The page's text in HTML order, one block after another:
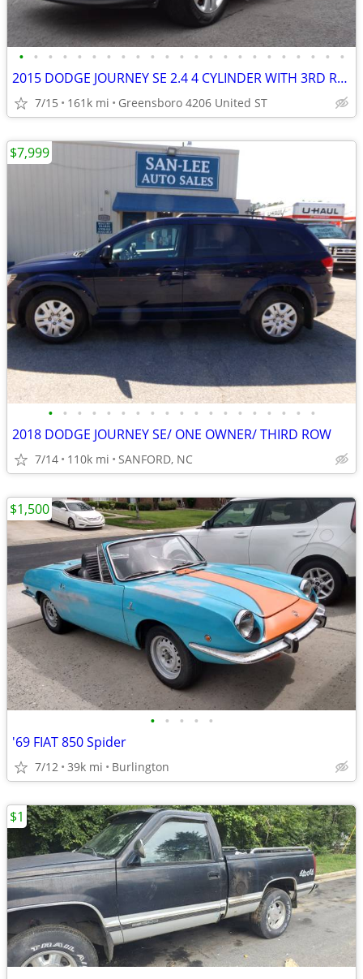
• • • • • • • • • • • • • • • • • • • • • • •
2015 DODGE JOURNEY SE 2.4 4 CYLINDER WITH 3RD ROW SEATING
7/15 161k mi Greensboro 4206 United ST
• • • • • • • • • • • • • • • • • • •
2018 DODGE JOURNEY SE/ ONE OWNER/ THIRD ROW
7/14 110k mi SANFORD, NC
$7,999
• • • • •
'69 FIAT 850 Spider
7/12 39k mi Burlington
$1,500
$1